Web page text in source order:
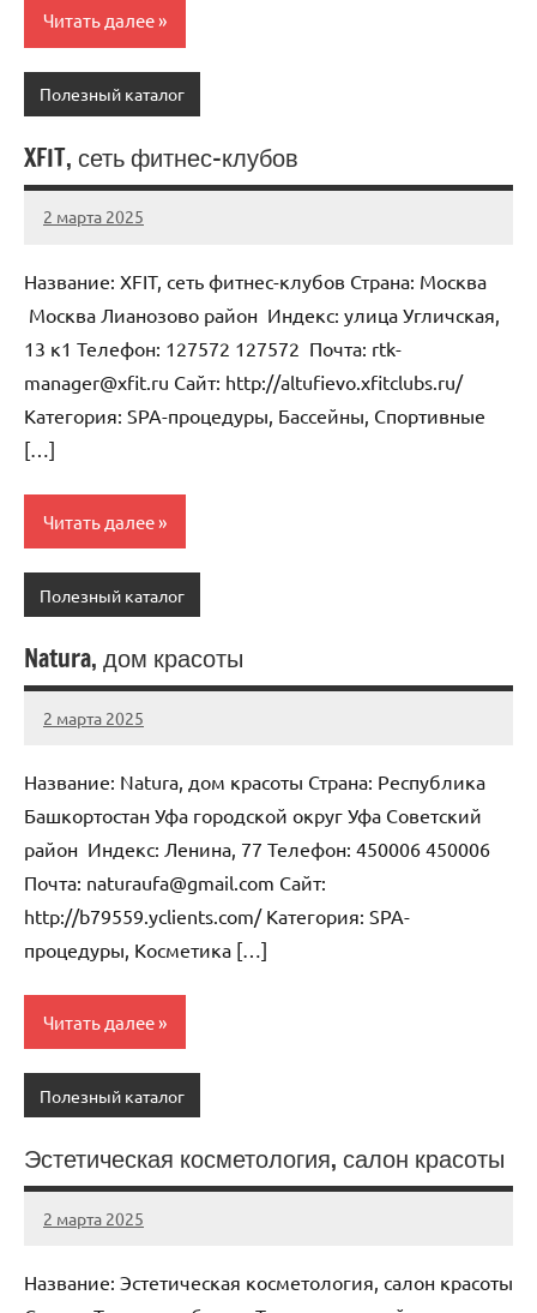
Читать далее
Полезный каталог
XFIT, сеть фитнес-клубов
2 марта 2025
Anisa
Нет
Название: XFIT, сеть фитнес-клубов Страна: Москва
Москва Лианозово район Индекс: улица Угличская,
13 к1 Телефон: 127572 127572 Почта: rtk-
manager@xfit.ru Cайт: http://altufievo.xfitclubs.ru/
Категория: SPA-процедуры, Бассейны, Спортивные
[…]
Читать далее
Полезный каталог
Natura, дом красоты
2 марта 2025
Anisa
Нет
Название: Natura, дом красоты Страна: Республика
Башкортостан Уфа городской округ Уфа Советский
район Индекс: Ленина, 77 Телефон: 450006 450006
Почта: naturaufa@gmail.com Cайт:
http://b79559.yclients.com/ Категория: SPA-
процедуры, Косметика […]
Читать далее
Полезный каталог
Эстетическая косметология, салон красоты
2 марта 2025
Anisa
Нет
Название: Эстетическая косметология, салон красоты